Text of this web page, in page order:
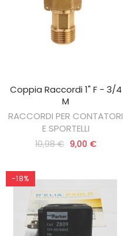
AGGIUNGI AL CARRELLO
Coppia Raccordi 1" F - 3/4
M
RACCORDI PER CONTATORI
E SPORTELLI
10,98 € 9,00 €
-18%